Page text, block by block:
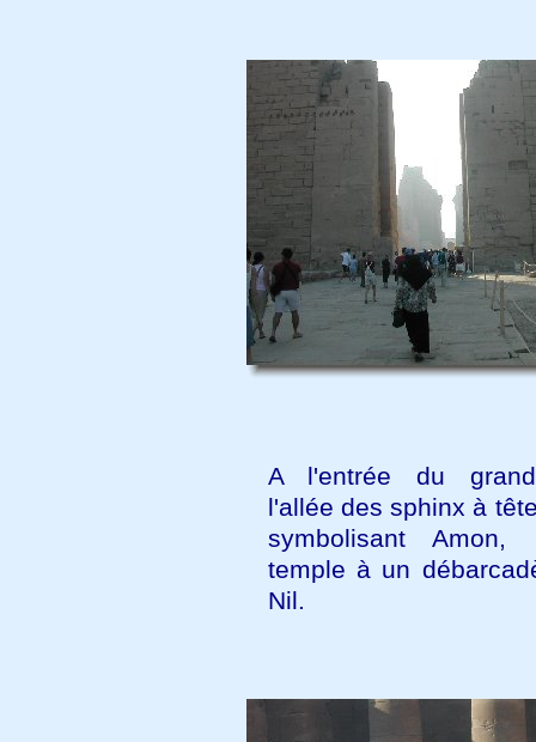
A l'entrée du
l'allée des sphinx à
symbolisant
temple à un
Nil.